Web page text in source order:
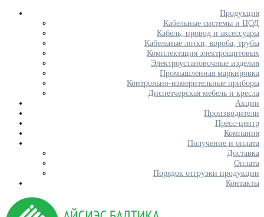
Продукция
Кабельные системы и ЦОД
Кабель, провод и аксессуары
Кабельные лотки, короба, трубы
Комплектация электрощитовых
Электроустановочные изделия
Промышленная маркировка
Контрольно-измерительные приборы
Диспетчерская мебель и кресла
Акции
Производители
Пресс-центр
Компания
Получение и оплата
Доставка
Оплата
Порядок отгрузки продукции
Контакты